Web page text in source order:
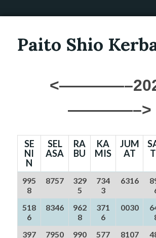
Paito Shio
————–>
SE
NI
N
SEL
ASA
RA
BU
KA
MIS
JUM
AT
995
8
8757
329
5
734
3
6316
518
6
8346
962
8
371
6
0030
397
7950
990
577
8107